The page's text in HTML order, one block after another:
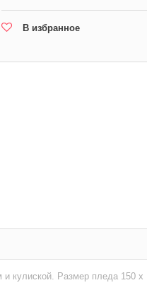
В избранное
кулиской. Размер пледа 150